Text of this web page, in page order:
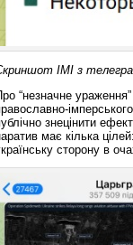
ІМІ з
“незначне
знецінити
має кілька
сторону в